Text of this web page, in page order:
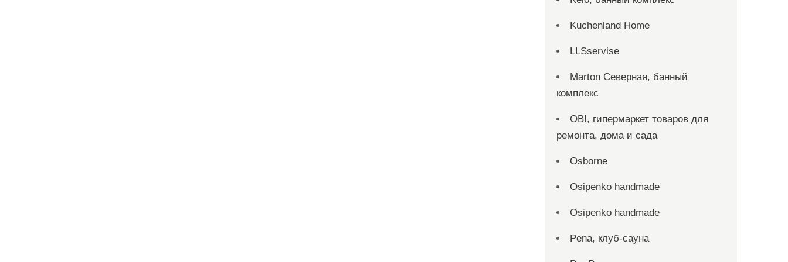
Kuchenland Home
LLSservise
Marton Северная, банный
комплекс
OBI, гипермаркет товаров для
ремонта, дома и сада
Osborne
Osipenko handmade
Osipenko handmade
Pena, клуб-сауна